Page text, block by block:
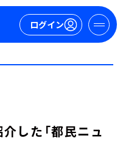
ログイン
した「都民ニュ